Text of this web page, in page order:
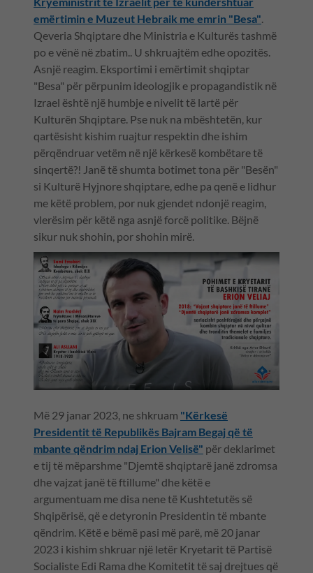
emërtimin e Muzeut Hebraik me emrin "Besa".
Qeveria Shqiptare dhe Ministria e Kulturës tashmë
po e vënë në zbatim.. U shkruajtëm edhe opozitës.
Asnjë reagim. Eksportimi i emërtimit shqiptar
"Besa" për përpunim ideologjik e propagandistik në
Izrael është një humbje e nivelit të lartë për
Kulturën Shqiptare. Pse nuk na mbështetën, kur
qartësisht kishim ruajtur respektin dhe ishim
përqëndruar vetëm në një kërkesë kombëtare të
sinqertë?! Janë të shumta botimet tona për "Besën"
si Kulturë Hyjnore shqiptare, edhe pa qenë e lidhur
me këtë problem, por nuk gjendet ndonjë reagim,
vlerësim për këtë nga asnjë forcë politike. Bëjnë
sikur nuk shohin, por shohin mirë.
Më 29 janar 2023, ne shkruam "Kërkesë
Presidentit të Republikës Bajram Begaj që të
mbante qëndrim ndaj Erion Velisë" për deklarimet
e tij të mëparshme "Djemtë shqiptarë janë zdromsa
dhe vajzat janë të ftillume" dhe këtë e
argumentuam me disa nene të Kushtetutës së
Shqipërisë, që e detyronin Presidentin të mbante
qëndrim. Këtë e bëmë pasi më parë, më 20 janar
2023 i kishim shkruar një letër Kryetarit të Partisë
Socialiste Edi Rama dhe Komitetit të saj drejtues që